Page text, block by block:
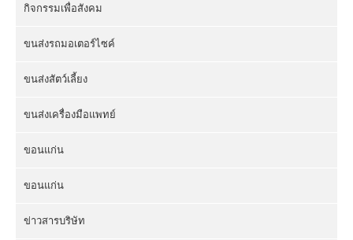
กิจกรรมเพื่อสังคม
ขนส่งรถมอเตอร์ไซค์
ขนส่งสัตว์เลี้ยง
ขนส่งเครื่องมือแพทย์
ขอนแก่น
ขอนแก่น
ข่าวสารบริษัท